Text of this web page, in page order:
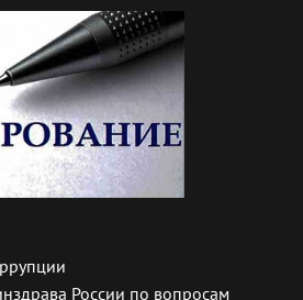
России по вопросам